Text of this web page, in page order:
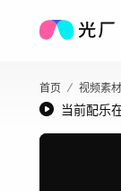
首页 视频素材
当前配乐